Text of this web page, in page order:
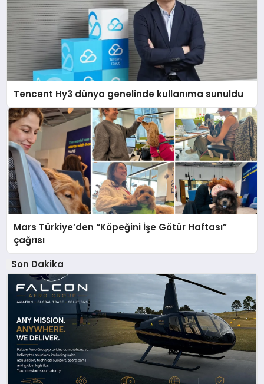
Tencent Hy3 dünya genelinde kullanıma sunuldu
Mars Türkiye’den “Köpeğini İşe Götür Haftası”
çağrısı
Son Dakika